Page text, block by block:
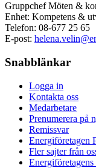
Gruppchef Möten &
Enhet: Kompetens &
Telefon: 08-677 25 65
E-post:
Snabblänkar
Logga in
Kontakta oss
Medarbetare
Prenumerera på
Remissvar
Energiföretagen
Fler sajter från